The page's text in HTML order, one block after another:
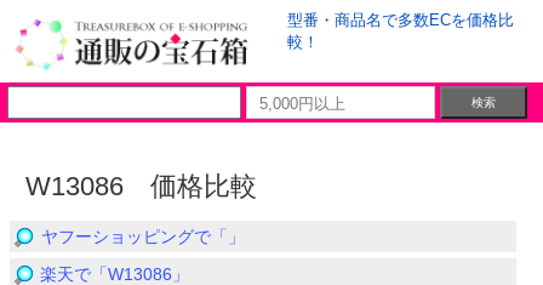
型番・商品名で多数ECを価格比
較！
W13086 価格比較
ヤフーショッピングで「」
楽天で「W13086」